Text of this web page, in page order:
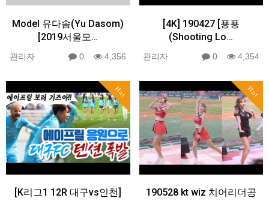
Model 유다솜(Yu Dasom)
[2019서울모…
관리자 0 4,356
[4K] 190427 [푱푱
(Shooting Lo…
관리자 0 4,354
Hot
[K리그1 12R 대구vs인천]
Hot
190528 kt wiz 치어리더공